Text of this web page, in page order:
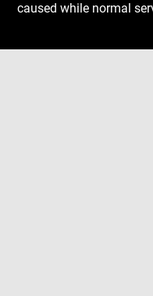
caused while normal
Download
Next
Previous